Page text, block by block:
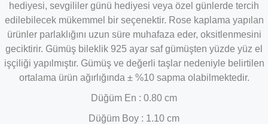
hediyesi, sevgililer günü hediyesi veya özel günlerde tercih
edilebilecek mükemmel bir seçenektir. Rose kaplama yapılan
ürünler parlaklığını uzun süre muhafaza eder, oksitlenmesini
geciktirir. Gümüş bileklik 925 ayar saf gümüşten yüzde yüz el
işçiliği yapılmıştır. Gümüş ve değerli taşlar nedeniyle belirtilen
ortalama ürün ağırlığında ± %10 sapma olabilmektedir.
Düğüm En : 0.80 cm
Düğüm Boy : 1.10 cm